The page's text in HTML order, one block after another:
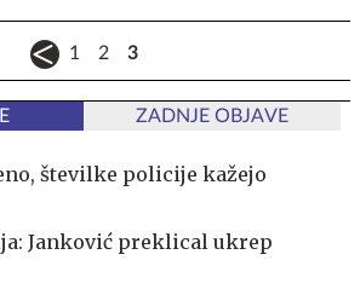
1 2 3
ZADNJE OBJAVE
številke policije kažejo
Janković preklical ukrep